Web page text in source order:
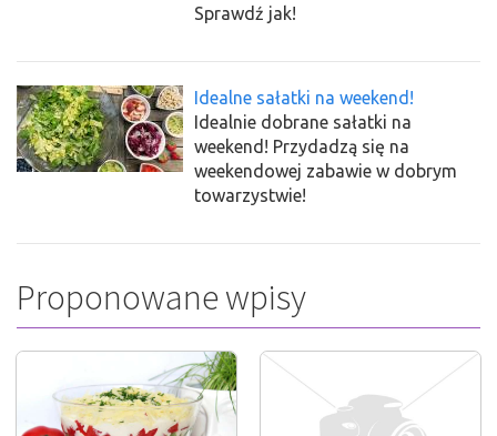
Sprawdź jak!
Idealne sałatki na weekend!
Idealnie dobrane sałatki na
weekend! Przydadzą się na
weekendowej zabawie w dobrym
towarzystwie!
Proponowane wpisy